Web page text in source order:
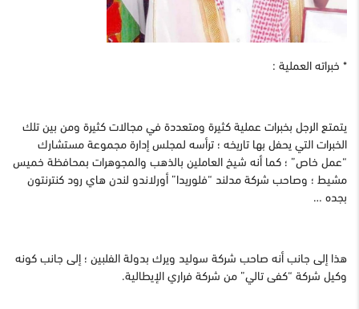
* خبراته العملية :
يتمتع الرجل بخبرات عملية كثيرة ومتعددة في مجالات كثيرة ومن بين تلك
الخبرات التي يحفل بها تاريخه ؛ ترأسه لمجلس إدارة مجموعة مستشارك
“عمل خاص” ؛ كما أنه شيخ العاملين بالذهب والمجوهرات بمحافظة خميس
مشيط ؛ وصاحب شركة مدلند “فلوريدا” أورلاندو لندن هاي رود كنترنتون
بجده …
هذا إلى جانب أنه صاحب شركة سوليد ويرك بدولة الفلبين ؛ إلى جانب كونه
وكيل شركة “كفى تالي” من شركة فراري الإيطالية.